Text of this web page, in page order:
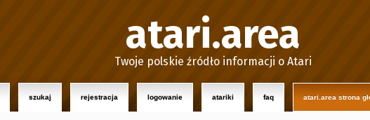
atari.area
Twoje polskie źródło informacji o Atari
szukaj rejestracja logowanie atariki faq atari.area strona